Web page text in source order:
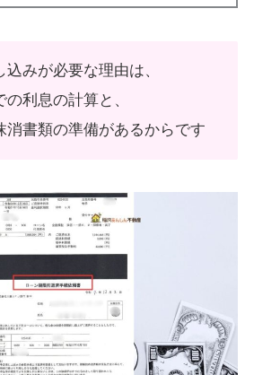
込みが必要な理由は、
の利息の計算と、
消書類の準備があるからです